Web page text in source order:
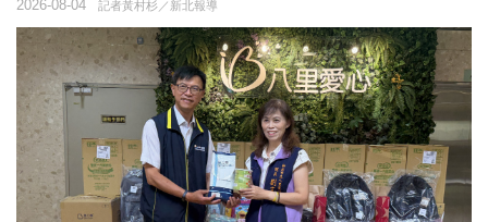
記者黃村杉／新北報導
2026-08-04